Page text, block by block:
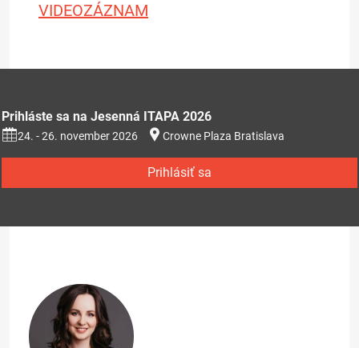
VIDEOZÁZNAM
Prihláste sa na Jesenná ITAPA 2026
24. - 26. november 2026 Crowne Plaza Bratislava
Prihlásiť sa